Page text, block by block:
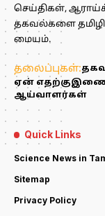
செய்திகள்,
தகவல்களை
மையம்.
தலைப்புகள்:
ஏன் எதற்கு
ஆய்வாளர்கள்
Quick Links
Science News in
Sitemap
Privacy Policy